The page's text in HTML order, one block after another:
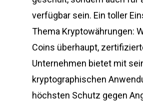
verfügbar sein. Ein toller
Thema Kryptowährungen:
Coins überhaupt,
Unternehmen bietet mit
kryptographischen
höchsten Schutz gegen